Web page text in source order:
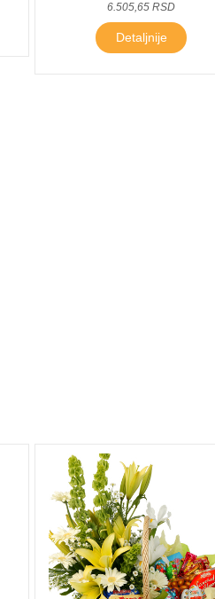
6.505,65 RSD
Detaljnije